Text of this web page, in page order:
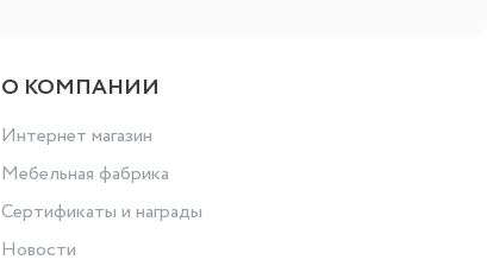
О КОМПАНИИ
Интернет магазин
Мебельная фабрика
Сертификаты и награды
Новости